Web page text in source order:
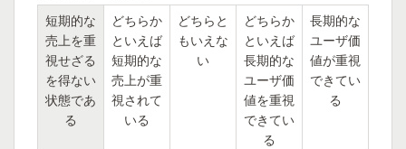
短期的な
売上を重
視せざる
を得ない
状態であ
る
どちらか
といえば
短期的な
売上が重
視されて
いる
どちらと
もいえな
い
どちらか
といえば
長期的な
ユーザ価
値を重視
できてい
る
長期的な
ユーザ価
値が重視
できてい
る